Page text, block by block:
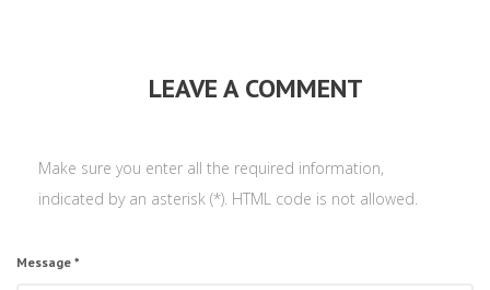
LEAVE A COMMENT
Make sure you enter all the required information,
indicated by an asterisk (*). HTML code is not allowed.
Message *